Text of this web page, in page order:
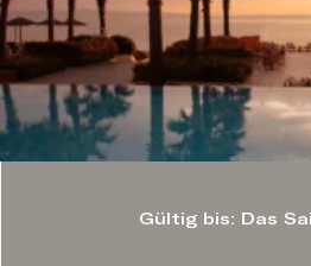
Gültig bis: Das